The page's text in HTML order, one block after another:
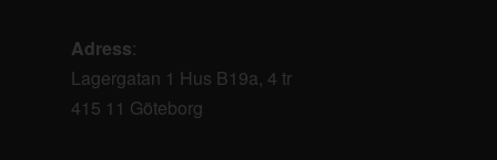
Adress:
Lagergatan 1 Hus B19a, 4 tr
415 11 Göteborg